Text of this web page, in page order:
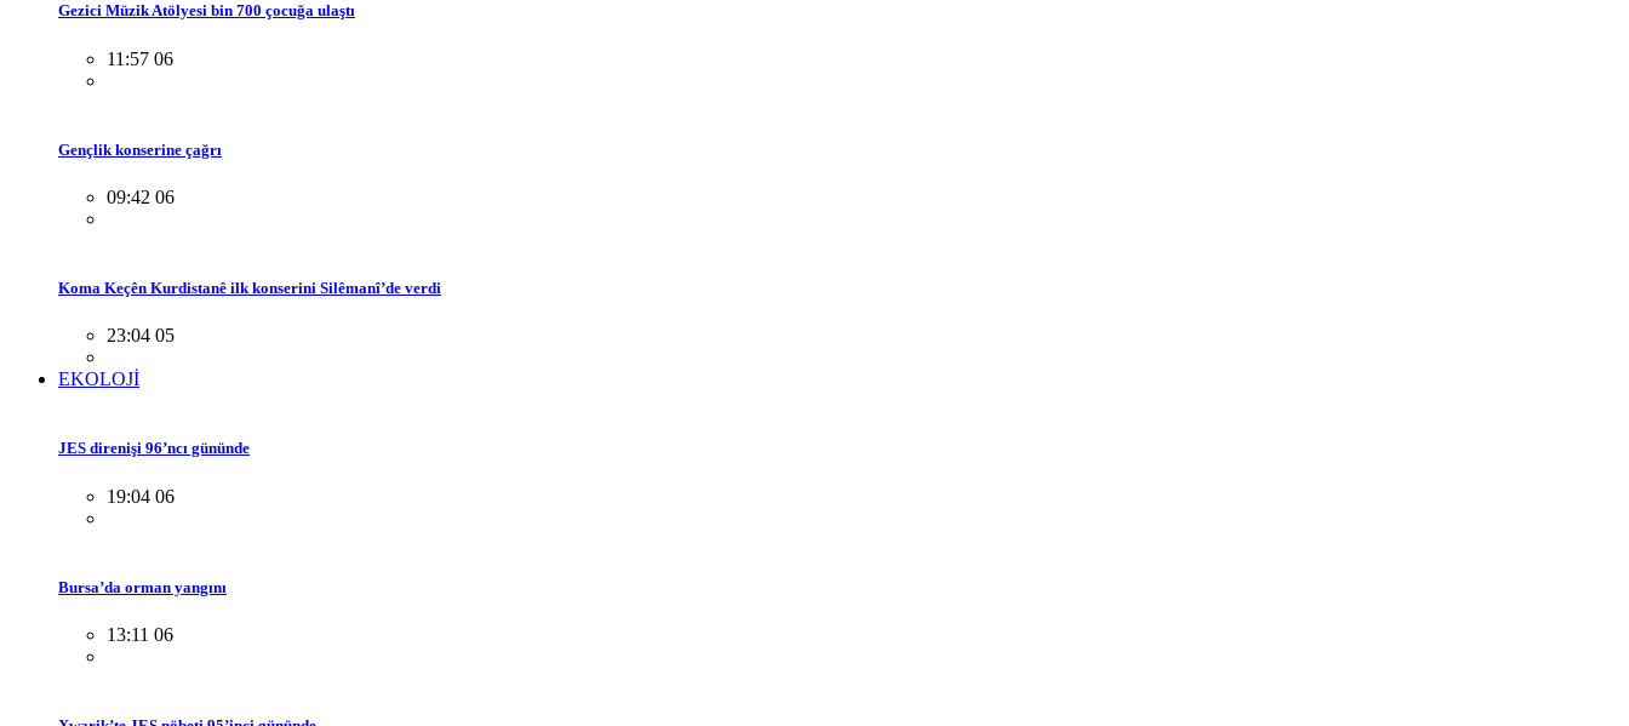
Gezici Müzik Atölyesi bin 700 çocuğa ulaştı
11:57 06
Gençlik konserine çağrı
09:42 06
Koma Keçên Kurdistanê ilk konserini Silêmanî’de verdi
23:04 05
EKOLOJİ
JES direnişi 96’ncı gününde
19:04 06
Bursa’da orman yangını
13:11 06